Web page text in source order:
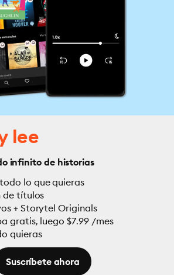
lee
infinito de historias
lo que quieras
de títulos
+ Storytel Originals
gratis, luego $7.99 /mes
quieras
Suscríbete ahora